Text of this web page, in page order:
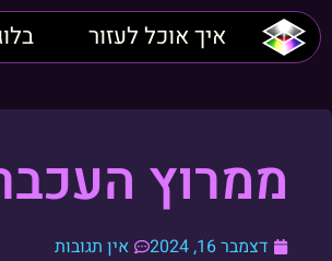
איך אוכל לעזור
ממרוץ
דצמבר 16, 2024 אין תגובות